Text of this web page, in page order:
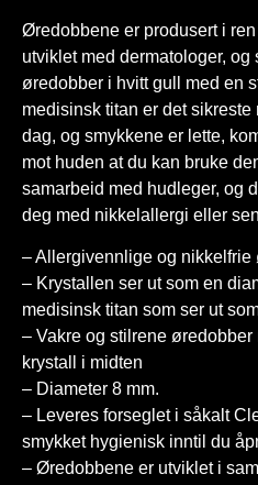
Øredobbene er produsert i
utviklet med dermatologer, og
øredobber i hvitt gull med en
medisinsk titan er det
dag, og smykkene er lette,
mot huden at du kan bruke
samarbeid med hudleger, og
deg med nikkelallergi eller
– Allergivennlige og nikkelfrie
– Krystallen ser ut som en
medisinsk titan som ser ut
– Vakre og stilrene
krystall i midten
– Diameter 8 mm.
– Leveres forseglet i såkalt
smykket hygienisk inntil du
– Øredobbene er utviklet i